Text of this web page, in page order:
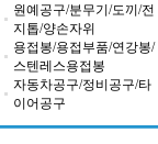
원예공구/분무기/도끼/전
지톱/양손자위
용접봉/용접부품/연강봉/
스텐레스용접봉
자동차공구/정비공구/타
이어공구